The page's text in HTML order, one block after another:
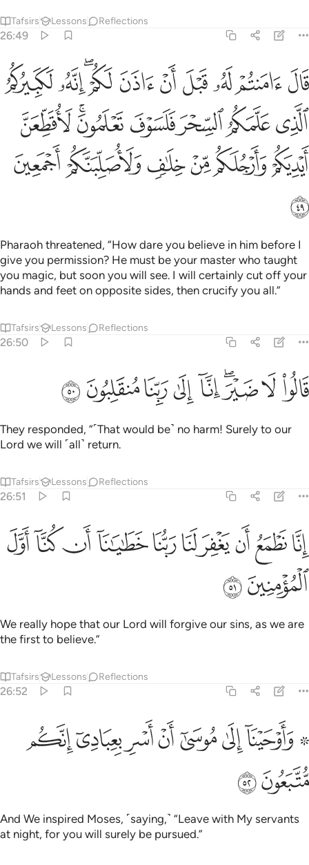
Tafsirs Lessons Reflections
26:49
قال امنتم له قبل ان اذن لكم انه لكبيركم الذي علمكم السحر
قَالَ ءَامَنتُمْ لَهُۥ قَبْلَ أَنْ ءَاذَنَ لَكُمْ ۖ إِنَّهُۥ لَكَبِيرُكُمُ ٱلَّذِى عَلَّمَكُمُ
ﲅﲆﲇﲈﲉﲊ ﲋﲌﲍﲎ
ﲏﲐﲑﲒﲓﲔﲕ
ﲖﲗﲘﲙﲚﲛ
ﲜ
Pharaoh threatened, “How dare you believe in him before I
give you permission? He must be your master who taught
you magic, but soon you will see. I will certainly cut off your
hands and feet on opposite sides, then crucify you all.”
Tafsirs Lessons Reflections
26:50
قالوا لا ضير انا الى ربنا منقلبون ٥٠
قَالُوا۟ لَا ضَيْرَ ۖ إِنَّآ إِلَىٰ رَبِّنَا مُنقَلِبُونَ ٥٠
ﲝﲞﲟﲠﲡﲢﲣﲤﲥ
They responded, “˹That would be˺ no harm! Surely to our
Lord we will ˹all˺ return.
Tafsirs Lessons Reflections
26:51
انا نطمع ان يغفر لنا ربنا خطايانا ان كنا اول المومنين ٥١
إِنَّا نَطْمَعُ أَن يَغْفِرَ لَنَا رَبُّنَا خَطَـٰيَـٰنَآ أَن كُنَّآ أَوَّلَ
ﲦﲧﲨﲩﲪﲫﲬﲭﲮﲯ
ﲰﲱ
We really hope that our Lord will forgive our sins, as we are
the first to believe.”
Tafsirs Lessons Reflections
26:52
۞ واوحينا الى موسى ان اسر بعبادي انكم متبعون ٥٢
۞ وَأَوْحَيْنَآ إِلَىٰ مُوسَىٰٓ أَنْ أَسْرِ بِعِبَادِىٓ إِنَّكُم مُّتَّبَعُونَ ٥٢
ﲲ ﲳﲴﲵﲶﲷﲸﲹ
ﲺﲻ
And We inspired Moses, ˹saying,˺ “Leave with My servants
at night, for you will surely be pursued.”